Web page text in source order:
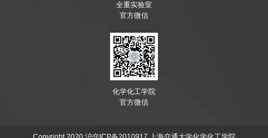
全重实验室
官方微信
化学化工学院
官方微信